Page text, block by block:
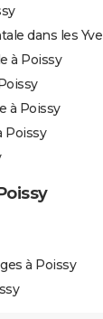
dans les
à Poissy
à Poissy
Poissy
à Poissy